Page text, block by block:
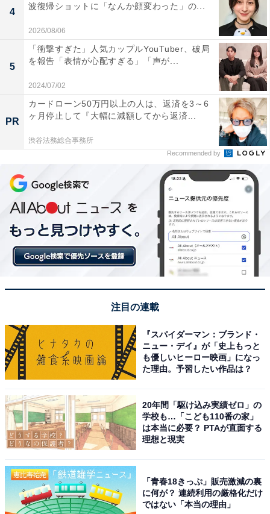
4
波復帰ショットに「なんか顔変わった」の...
2026/08/06
5
「衝撃すぎた」人気カップルYouTuber、破局
を報告「表情が心配すぎる」「声が...
2024/07/02
PR
カードローン50万円以上の人は、返済を3～6
ヶ月停止して『大幅に減額してから返済...
渋谷法務総合事務所
Recommended by
注目の連載
『スパイダーマン：ブランド・
ニュー・デイ』が「史上もっと
も優しいヒーロー映画」になっ
た理由。予習したい作品は？
20年間「駆け込み実績ゼロ」の
学校も…「こども110番の家」
は本当に必要？ PTAが直面する
理想と現実
「青春18きっぷ」販売激減の裏
に何が？ 連続利用の厳格化だけ
ではない「本当の理由」